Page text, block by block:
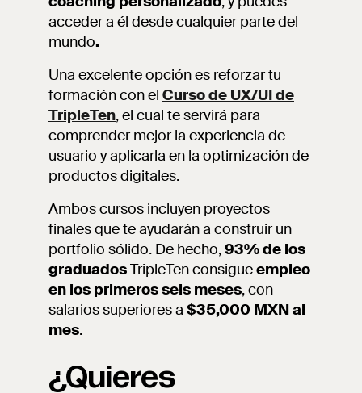
acceder a él desde cualquier parte del
mundo.
Una excelente opción es reforzar tu
formación con el Curso de UX/UI de
TripleTen, el cual te servirá para
comprender mejor la experiencia de
usuario y aplicarla en la optimización de
productos digitales.
Ambos cursos incluyen proyectos
finales que te ayudarán a construir un
portfolio sólido. De hecho,93% de los
graduadosTripleTen consigueempleo
en los primeros seis meses, con
salarios superiores a $35,000 MXN al
mes.
¿Quieres